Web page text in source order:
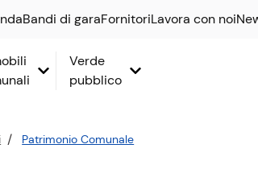
Verde
pubblico
Bandi di garaFornitoriLavora con noi
Patrimonio Comunale